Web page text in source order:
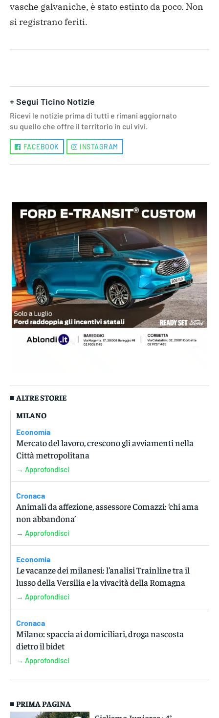
vasche galvaniche, è stato estinto da poco. Non
si registrano feriti.
+ Segui Ticino Notizie
Ricevi le notizie prima di tutti e rimani aggiornato
su quello che offre il territorio in cui vivi.
FACEBOOK INSTAGRAM
■ ALTRE STORIE
MILANO
Economia
Mercato del lavoro, crescono gli avviamenti nella
Città metropolitana
→ Approfondisci
Cronaca
Animali da affezione, assessore Comazzi: ‘chi ama
non abbandona’
→ Approfondisci
Economia
Le vacanze dei milanesi: l’analisi Trainline tra il
lusso della Versilia e la vivacità della Romagna
→ Approfondisci
Cronaca
Milano: spaccia ai domiciliari, droga nascosta
dietro il bidet
→ Approfondisci
■ PRIMA PAGINA